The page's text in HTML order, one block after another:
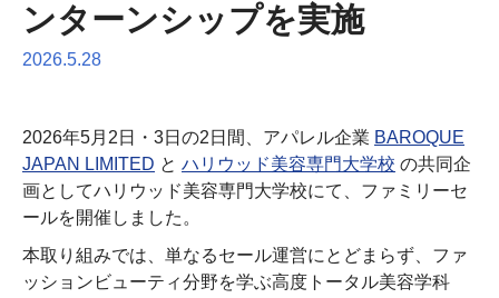
ンターンシップを実施
2026.5.28
2026年5月2日・3日の2日間、アパレル企業 BAROQUE
JAPAN LIMITED と ハリウッド美容専門大学校 の共同企
画としてハリウッド美容専門大学校にて、ファミリーセ
ールを開催しました。
本取り組みでは、単なるセール運営にとどまらず、ファ
ッションビューティ分野を学ぶ高度トータル美容学科